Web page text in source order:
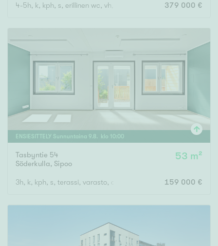
4-5h, k, kph, s, erillinen wc, vh, lasitettu parveke379 000 €
ENSIESITTELY Sunnuntaina 9. 8 . klo 10:00
Tasbyntie 54
Söderkulla, Sipoo
53 m²
3h, k, kph, s, terassi, varasto, autokatospaikka 159 000 €